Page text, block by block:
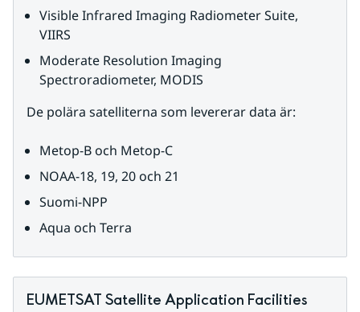
Visible Infrared Imaging Radiometer Suite,
VIIRS
Moderate Resolution Imaging
Spectroradiometer, MODIS
De polära satelliterna som levererar data är:
Metop-B och Metop-C
NOAA-18, 19, 20 och 21
Suomi-NPP
Aqua och Terra
EUMETSAT Satellite Application Facilities